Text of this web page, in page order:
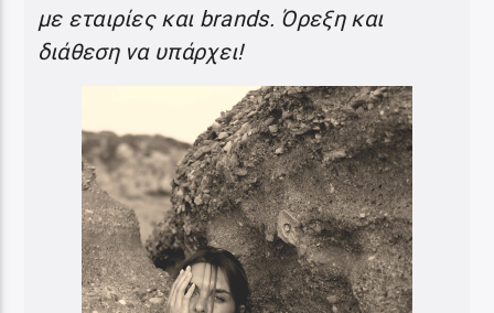
με εταιρίες και brands. Όρεξη και
διάθεση να υπάρχει!